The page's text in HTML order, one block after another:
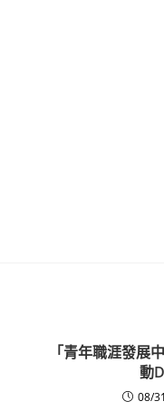
「青年職涯發展
動
08/